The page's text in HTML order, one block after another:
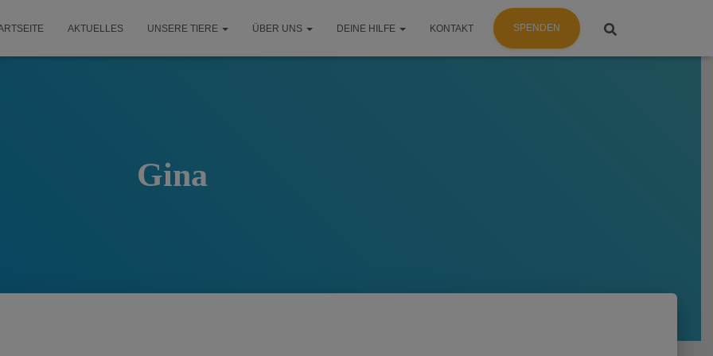
AKTUELLES UNSERE TIERE ÜBER UNS DEINE HILFE KONTAKT SPENDEN
Gina